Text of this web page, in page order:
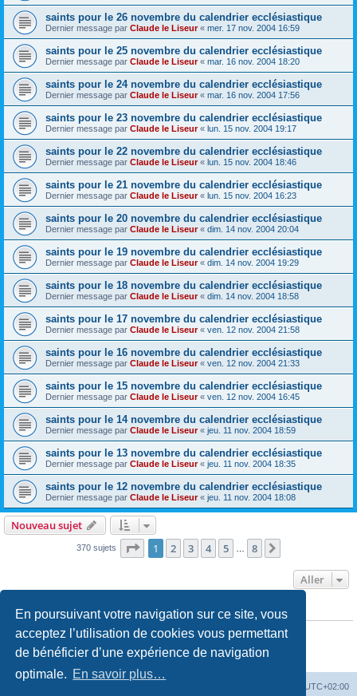
En poursuivant votre navigation sur ce site, vous
acceptez l’utilisation de cookies vous permettant
de bénéficier d’une expérience de navigation
optimale. En savoir plus…
saints pour le 26 novembre du calendrier ecclésiastique
Dernier message par Claude le Liseur« mer. 17 nov. 2004 16:59
saints pour le 25 novembre du calendrier ecclésiastique
Dernier message par Claude le Liseur« mar. 16 nov. 2004 18:20
saints pour le 24 novembre du calendrier ecclésiastique
Dernier message par Claude le Liseur« mar. 16 nov. 2004 17:56
saints pour le 23 novembre du calendrier ecclésiastique
Dernier message par Claude le Liseur« lun. 15 nov. 2004 19:17
saints pour le 22 novembre du calendrier ecclésiastique
Dernier message par Claude le Liseur« lun. 15 nov. 2004 18:46
saints pour le 21 novembre du calendrier ecclésiastique
Dernier message par Claude le Liseur« lun. 15 nov. 2004 16:23
saints pour le 20 novembre du calendrier ecclésiastique
Dernier message par Claude le Liseur« dim. 14 nov. 2004 20:04
saints pour le 19 novembre du calendrier ecclésiastique
Dernier message par Claude le Liseur« dim. 14 nov. 2004 19:29
saints pour le 18 novembre du calendrier ecclésiastique
Dernier message par Claude le Liseur« dim. 14 nov. 2004 18:58
saints pour le 17 novembre du calendrier ecclésiastique
Dernier message par Claude le Liseur« ven. 12 nov. 2004 21:58
saints pour le 16 novembre du calendrier ecclésiastique
Dernier message par Claude le Liseur« ven. 12 nov. 2004 21:33
saints pour le 15 novembre du calendrier ecclésiastique
Dernier message par Claude le Liseur« ven. 12 nov. 2004 16:45
saints pour le 14 novembre du calendrier ecclésiastique
Dernier message par Claude le Liseur« jeu. 11 nov. 2004 18:59
saints pour le 13 novembre du calendrier ecclésiastique
Dernier message par Claude le Liseur« jeu. 11 nov. 2004 18:35
saints pour le 12 novembre du calendrier ecclésiastique
Dernier message par Claude le Liseur« jeu. 11 nov. 2004 18:08
Nouveau sujet
370 sujets Page 1sur8
1 2 3 4 5 8
Aller
PERMISSIONS DU FORUM
Vousne pouvez paspublier de nouveaux sujets dans ce forum
Vousne pouvez pasrépondre aux sujets dans ce forum
Vousne pouvez pasmodifier vos messages dans ce forum
supprimer vos messages dans ce forum
UTC+02:00